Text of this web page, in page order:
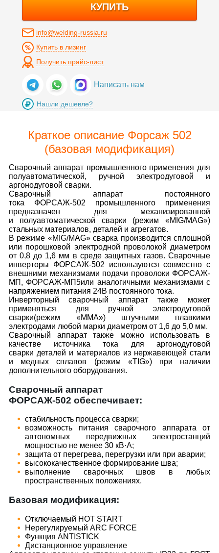
КУПИТЬ
info@welding-russia.ru
Купить в лизинг
Получить прайс-лист
Написать нам
Нашли дешевле?
Краткое описание Форсаж 502
(базовая модификация)
Сварочный аппарат промышленного применения для
полуавтоматической, ручной электродуговой и
аргонодуговой сварки.
Сварочный аппарат постоянного
тока ФОРСАЖ-502 промышленного применения
предназначен для механизированной
и полуавтоматической сварки (режим «MIG/MAG»)
стальных материалов, деталей и агрегатов.
В режиме «MIG/MAG» сварка производится сплошной
или порошковой электродной проволокой диаметром
от 0,8 до 1,6 мм в среде защитных газов. Сварочные
инверторы ФОРСАЖ-502 используются совместно с
внешними механизмами подачи проволоки ФОРСАЖ-
МП, ФОРСАЖ-МП5или аналогичными механизмами с
напряжением питания 24В постоянного тока.
Инверторный сварочный аппарат также может
применяться для ручной электродуговой
сварки(режим «ММА») штучными плавкими
электродами любой марки диаметром от 1,6 до 5,0 мм.
Сварочный аппарат также можно использовать в
качестве источника тока для аргонодуговой
сварки деталей и материалов из нержавеющей стали
и медных сплавов (режим «TIG») при наличии
дополнительного оборудования.
Сварочный аппарат
ФОРСАЖ-502 обеспечивает:
стабильность процесса сварки;
возможность питания сварочного аппарата от
автономных передвижных электростанций
мощностью не менее 30 кВ·А;
защита от перегрева, перегрузки или при аварии;
высококачественное формирование шва;
выполнение сварочных швов в любых
пространственных положениях.
Базовая модификация:
Отключаемый НОТ START
Нерегулируемый ARC FORCE
Функция ANTISTICK
Дистанционное управление